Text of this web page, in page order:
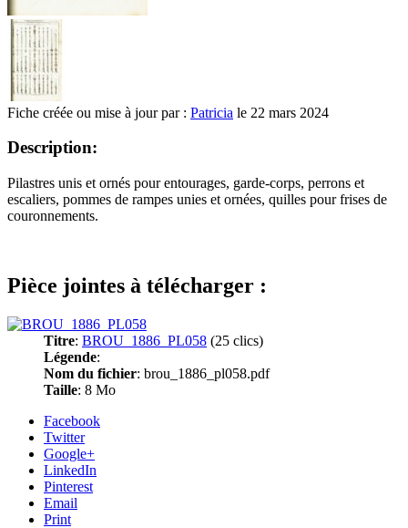
Fiche créée ou mise à jour par : Patricia le 22 mars 2024
Description:
Pilastres unis et ornés pour entourages, garde-corps, perrons et
escaliers, pommes de rampes unies et ornées, quilles pour frises de
couronnements.
Pièce jointes à télécharger :
Titre: BROU_1886_PL058 (25 clics)
Légende:
Nom du fichier: brou_1886_pl058.pdf
Taille: 8 Mo
Facebook
Twitter
Google+
LinkedIn
Pinterest
Email
Print